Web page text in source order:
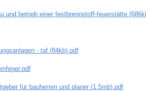
und betrieb einer festbrennstoff-feuerstätte
- taf (84kb).pdf
für bauherren und planer (1.5mb).pdf